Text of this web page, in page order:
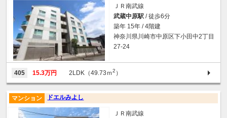
ＪＲ南武線
武蔵中原駅 / 徒歩6分
築年 15年 / 4階建
神奈川県川崎市中原区下小田中2丁目
27-24
405 15.3万円 2LDK（49.73ｍ2 ）
ドエルみよし
マンション
ＪＲ南武線